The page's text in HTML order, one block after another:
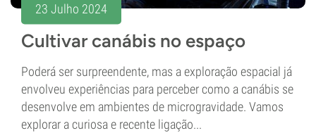
23 Julho 2024
Cultivar canábis no espaço
Poderá ser surpreendente, mas a exploração espacial já
envolveu experiências para perceber como a canábis se
desenvolve em ambientes de microgravidade. Vamos
explorar a curiosa e recente ligação...